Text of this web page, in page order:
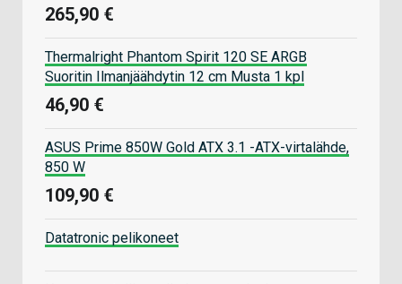
265,90 €
Thermalright Phantom Spirit 120 SE ARGB
Suoritin Ilmanjäähdytin 12 cm Musta 1 kpl
46,90 €
ASUS Prime 850W Gold ATX 3.1 -ATX-virtalähde,
850 W
109,90 €
Datatronic pelikoneet